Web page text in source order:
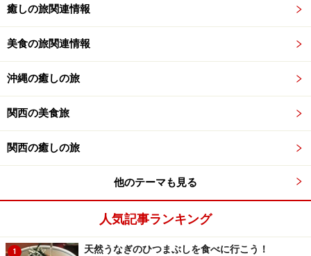
癒しの旅関連情報
美食の旅関連情報
沖縄の癒しの旅
関西の美食旅
関西の癒しの旅
他のテーマも見る
人気記事ランキング
1 天然うなぎのひつまぶしを食べに行こう！